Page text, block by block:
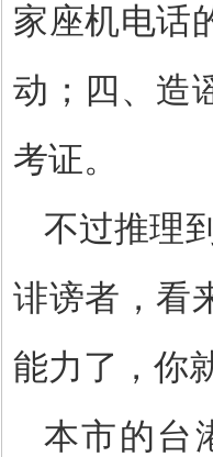
家座机电话
动；四、造
考证。
不过推理
诽谤者，看
能力了，你
本市的台